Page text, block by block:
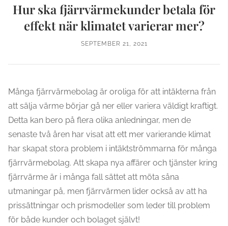
Hur ska fjärrvärmekunder betala för
effekt när klimatet varierar mer?
SEPTEMBER 21, 2021
Många fjärrvärmebolag är oroliga för att intäkterna från
att sälja värme börjar gå ner eller variera väldigt kraftigt.
Detta kan bero på flera olika anledningar, men de
senaste två åren har visat att ett mer varierande klimat
har skapat stora problem i intäktströmmarna för många
fjärrvärmebolag. Att skapa nya affärer och tjänster kring
fjärrvärme är i många fall sättet att möta såna
utmaningar på, men fjärrvärmen lider också av att ha
prissättningar och prismodeller som leder till problem
för både kunder och bolaget självt!